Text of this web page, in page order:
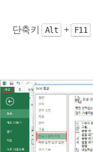
단축키 Alt + F11